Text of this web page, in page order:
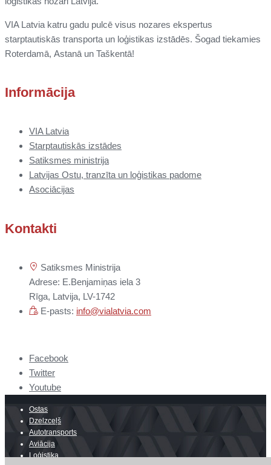
VIA Latvia katru gadu pulcē visus nozares ekspertus
starptautiskās transporta un loģistikas izstādēs. Šogad tiekamies
Roterdamā, Astanā un Taškentā!
Informācija
VIA Latvia
Starptautiskās izstādes
Satiksmes ministrija
Latvijas Ostu, tranzīta un loģistikas padome
Asociācijas
Kontakti
Satiksmes Ministrija
Adrese: E.Benjamiņas iela 3
Rīga, Latvija, LV-1742
E-pasts: info@vialatvia.com
Facebook
Twitter
Youtube
Ostas
Dzelzceļš
Autotransports
Aviācija
Loģistika